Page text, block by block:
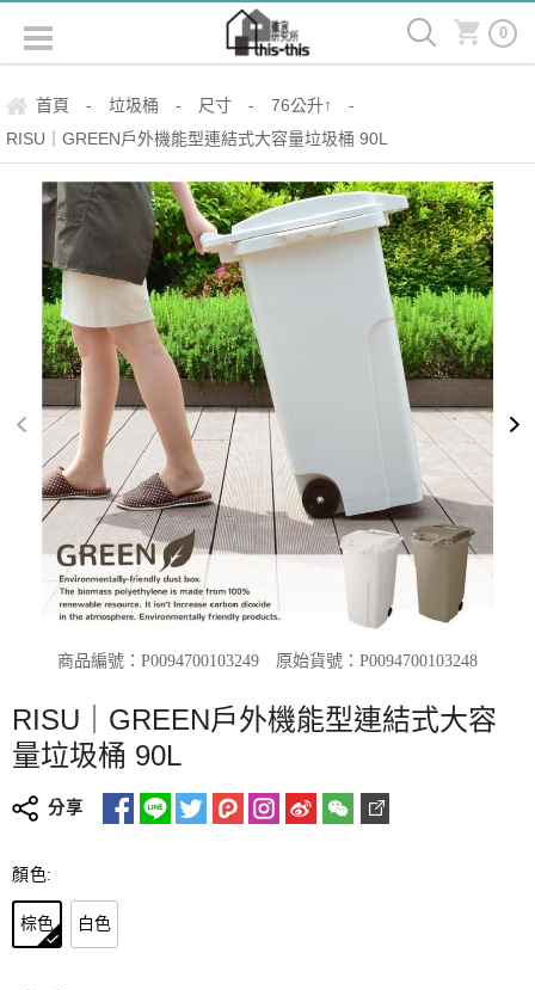
0
首頁 - 垃圾桶 - 尺寸 - 76公升↑ -
RISU｜GREEN戶外機能型連結式大容量垃圾桶 90L
商品編號：P0094700103249 原始貨號：P0094700103248
RISU｜GREEN戶外機能型連結式大容
量垃圾桶 90L
分享
顏色:
棕色 白色